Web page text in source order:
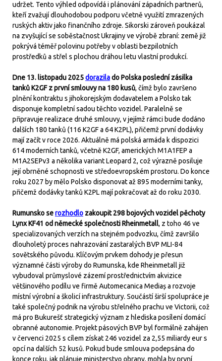
udržet. Tento výhled odpovídá i plánování západních partnerů,
kteří zvažují dlouhodobou podporu včetně využití zmrazených
ruských aktiv jako finančního zdroje. Sikorski zároveň poukázal
na zvyšující se soběstačnost Ukrajiny ve výrobě zbraní: země již
pokrývá téměř polovinu potřeby v oblasti bezpilotních
prostředků a střel s plochou dráhou letu vlastní produkcí.
Dne 13. listopadu 2025dorazilado Polska poslední zásilka
tanků K2GF z první smlouvy na 180 kusů, čímž bylo završeno
plnění kontraktu s jihokorejským dodavatelem a Polsko tak
disponuje kompletní sadou těchto vozidel. Paralelně se
připravuje realizace druhé smlouvy, v jejímž rámci bude dodáno
dalších 180 tanků (116 K2GF a 64 K2PL), přičemž první dodávky
mají začít v roce 2026. Aktuálně má polská armáda k dispozici
614 moderních tanků, včetně K2GF, amerických M1A1FEP a
M1A2SEPv3 a několika variant Leopard 2, což výrazně posiluje
její obrněné schopnosti ve středoevropském prostoru. Do konce
roku 2027 by mělo Polsko disponovat až 895 moderními tanky,
přičemž dodávky tanků K2PL mají pokračovat až do roku 2030.
Rumunsko serozhodlo zakoupit 298 bojových vozidel pěchoty
Lynx KF41 od německé společnosti Rheinmetall, z toho 46 ve
specializovaných verzích na stejném podvozku, čímž završilo
dlouholetý proces nahrazování zastaralých BVP MLI-84
sovětského původu. Klíčovým prvkem dohody je přesun
významné části výroby do Rumunska, kde Rheinmetall již
vybudoval průmyslové zázemí prostřednictvím akvizice
většinového podílu ve firmě Automecanica Mediaș a rozvoje
místní výrobní a školicí infrastruktury. Součástí širší spolupráce je
také společný podnik na výrobu střelného prachu ve Victorii, což
má pro Bukurešť strategický význam z hlediska posílení domácí
obranné autonomie. Projekt pásových BVP byl formálně zahájen
v červenci 2025 s cílem získat 246 vozidel za 2,55 miliardy eur s
opcí na dalších 52 kusů. Pokud bude smlouva podepsána do
konce roku, jak plánuje ministerstvo obrany, mohla by první